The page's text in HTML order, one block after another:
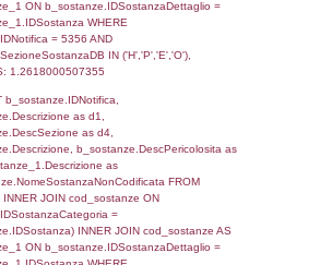
SELECT
FROM
cod_territori_tipologia ON
=
=